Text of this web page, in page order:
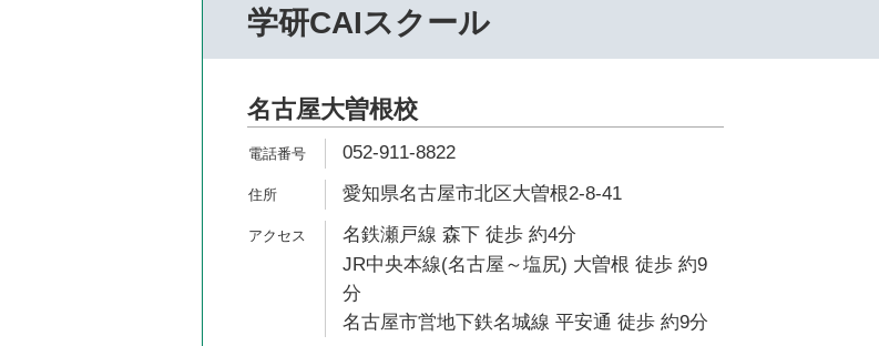
学研CAIスクール
名古屋大曽根校
052-911-8822
愛知県名古屋市北区大曽根2-8-41
名鉄瀬戸線 森下 徒歩 約4分
JR中央本線(名古屋～塩尻) 大曽根 徒歩 約9
分
名古屋市営地下鉄名城線 平安通 徒歩 約9分